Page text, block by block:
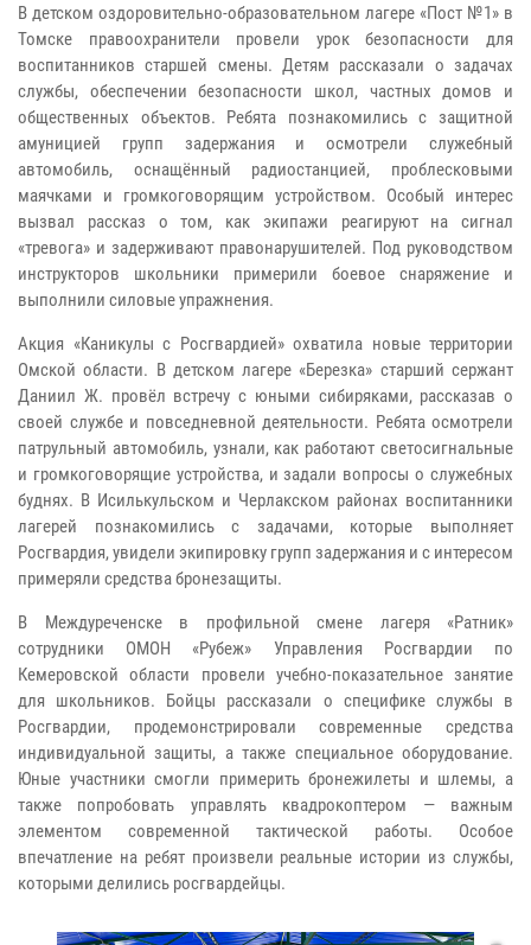
В детском оздоровительно-образовательном лагере «Пост №1» в
Томске правоохранители провели урок безопасности для
воспитанников старшей смены. Детям рассказали о задачах
службы, обеспечении безопасности школ, частных домов и
общественных объектов. Ребята познакомились с защитной
амуницией групп задержания и осмотрели служебный
автомобиль, оснащённый радиостанцией, проблесковыми
маячками и громкоговорящим устройством. Особый интерес
вызвал рассказ о том, как экипажи реагируют на сигнал
«тревога» и задерживают правонарушителей. Под руководством
инструкторов школьники примерили боевое снаряжение и
выполнили силовые упражнения.
Акция «Каникулы с Росгвардией» охватила новые территории
Омской области. В детском лагере «Березка» старший сержант
Даниил Ж. провёл встречу с юными сибиряками, рассказав о
своей службе и повседневной деятельности. Ребята осмотрели
патрульный автомобиль, узнали, как работают светосигнальные
и громкоговорящие устройства, и задали вопросы о служебных
буднях. В Исилькульском и Черлакском районах воспитанники
лагерей познакомились с задачами, которые выполняет
Росгвардия, увидели экипировку групп задержания и с интересом
примеряли средства бронезащиты.
В Междуреченске в профильной смене лагеря «Ратник»
сотрудники ОМОН «Рубеж» Управления Росгвардии по
Кемеровской области провели учебно-показательное занятие
для школьников. Бойцы рассказали о специфике службы в
Росгвардии, продемонстрировали современные средства
индивидуальной защиты, а также специальное оборудование.
Юные участники смогли примерить бронежилеты и шлемы, а
также попробовать управлять квадрокоптером — важным
элементом современной тактической работы. Особое
впечатление на ребят произвели реальные истории из службы,
которыми делились росгвардейцы.